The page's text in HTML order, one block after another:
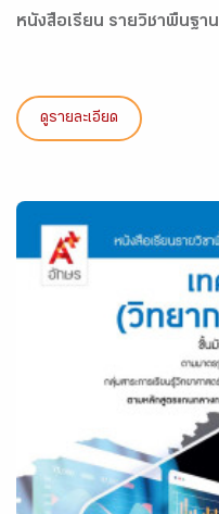
หนังสือเรียน รายวิชาพื้นฐา
ดูรายละเอียด